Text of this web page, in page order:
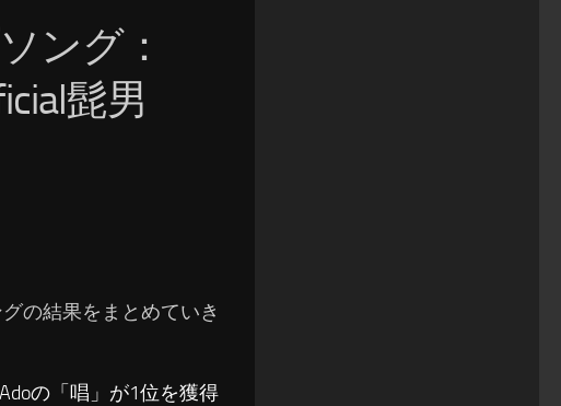
ング：
髭男
の結果をまとめていき
の「唱」が1位を獲得